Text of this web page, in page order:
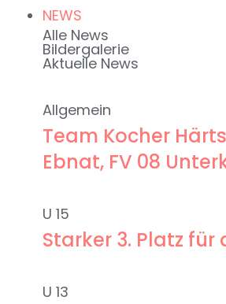
NEWS
Alle News
Bildergalerie
Aktuelle News
Allgemein
Team Kocher
Ebnat, FV 08
U 15
Starker 3. Platz
U 13